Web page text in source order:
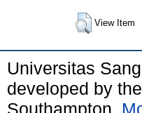
View Item
Universitas
developed by the
Southampton.